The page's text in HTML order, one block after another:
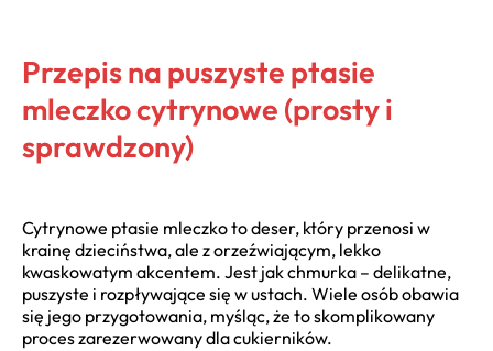
Przepis na puszyste ptasie
mleczko cytrynowe (prosty i
sprawdzony)
Cytrynowe ptasie mleczko to deser, który przenosi w
krainę dzieciństwa, ale z orzeźwiającym, lekko
kwaskowatym akcentem. Jest jak chmurka – delikatne,
puszyste i rozpływające się w ustach. Wiele osób obawia
się jego przygotowania, myśląc, że to skomplikowany
proces zarezerwowany dla cukierników.